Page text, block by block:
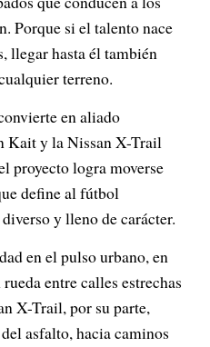
Porque si el talento nace
llegar hasta él también
terreno.
en aliado
Kait y la Nissan X-Trail
proyecto logra moverse
define al fútbol
y lleno de carácter.
en el pulso urbano, en
entre calles estrechas
X-Trail, por su parte,
asfalto, hacia caminos